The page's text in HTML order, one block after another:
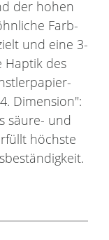
der hohen
Farb-
und eine 3-
Haptik des
Dimension":
säure- und
höchste